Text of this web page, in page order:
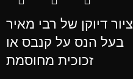
ציור דיוקן של רבי מאיר
בעל הנס על קנבס או
זכוכית מחוסמת